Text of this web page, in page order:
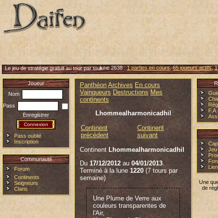
Le jeu de stratégie gratuit au tour par tourlune 2638 :1 parties en cours,65 joueurs actifs,
Joueur
Nom
Pass
Enregistrer
Pass oublié
Inscription
Communauté
Forum
Continents
Seigneurs
Clans
Panthéon Archives En cours
Vainqueurs Destructions Mes
continents
Lhommealharmonicadhil
Continent
précédent
Continent
suivant
Continent Lhommealharmonicadhil
Du 17/12/2012 au 04/01/2013.
Terminé à la lune 1220 (7 tours par
semaine)
Une Plume de Verre aux
couleurs transparentes de
l'Air,
Jeu
Une
de